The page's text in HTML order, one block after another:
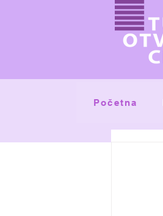
Početna